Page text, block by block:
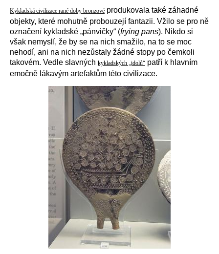
Kykladská civilizace rané doby bronzové produkovala také záhadné
objekty, které mohutně probouzejí fantazii. Vžilo se pro ně
označení kykladské „pánvičky“ (frying pans). Nikdo si
však nemyslí, že by se na nich smažilo, na to se moc
nehodí, ani na nich nezůstaly žádné stopy po čemkoli
takovém. Vedle slavných kykladských „idolů“ patří k hlavním
emočně lákavým artefaktům této civilizace.